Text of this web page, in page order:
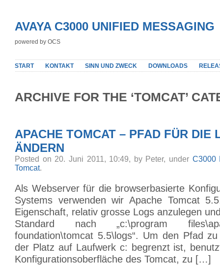
AVAYA C3000 UNIFIED MESSAGING
powered by OCS
START KONTAKT SINN UND ZWECK DOWNLOADS
ARCHIVE FOR THE ‘TOMCAT’
APACHE TOMCAT – PFAD FÜR DIE
ÄNDERN
Posted on 20. Juni 2011, 10:49, by Peter, under C3000
Tomcat.
Als Webserver für die browserbasierte
Systems verwenden wir Apache Tomcat
Eigenschaft, relativ grosse Logs anzulegen
Standard nach „c:\program
foundation\tomcat 5.5\logs“. Um den Pfad
der Platz auf Laufwerk c: begrenzt ist,
Konfigurationsoberfläche des Tomcat, zu […]